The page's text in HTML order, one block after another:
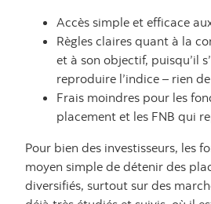
Accès simple et efficace
Règles claires quant à la
et à son objectif, puisqu’il
reproduire l’indice – rien
Frais moindres pour les
placement et les FNB qui
Pour bien des investisseurs, les
moyen simple de détenir des
diversifiés, surtout sur des